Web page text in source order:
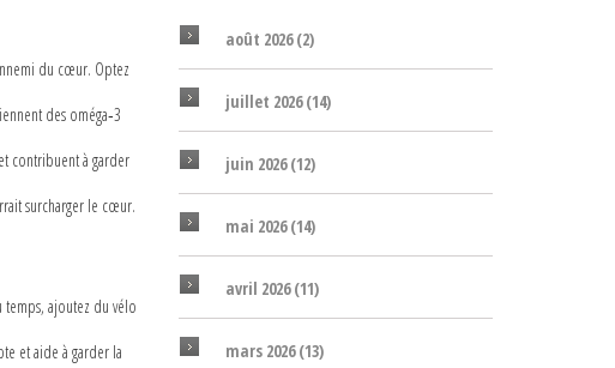
du cœur. Optez
des oméga‑3
contribuent à garder
surcharger le cœur.
temps, ajoutez du vélo
et aide à garder la
août 2026(2)
juillet 2026(14)
juin 2026(12)
mai 2026(14)
avril 2026(11)
mars 2026(13)